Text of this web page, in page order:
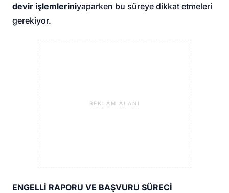
devir işlemleriniyaparken bu süreye dikkat etmeleri
gerekiyor.
REKLAM ALANI
ENGELLİ RAPORU VE BAŞVURU SÜRECİ